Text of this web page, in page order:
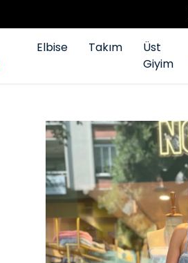
Elbise Takım
Üst
Giyim